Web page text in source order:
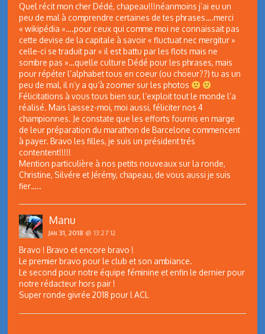
Quel récit mon cher Dédé, chapeau!!!néanmoins j’ai eu un
peu de mal à comprendre certaines de tes phrases….merci
« wikipédia »….pour ceux qui comme moi ne connaissait pas
cette devise de la capitale à savoir « fluctuat nec mergitur »
celle-ci se traduit par « il est battu par les flots mais ne
sombre pas »…quelle culture Dédé pour les phrases, mais
pour répéter l’alphabet tous en coeur (ou choeur??) tu as un
peu de mal, il n’y a qu’à zoomer sur les photos
Félicitations à vous tous bien sur, l’exploit tout le monde l’a
réalisé. Mais laissez-moi, moi aussi, féliciter nos 4
championnes. Je constate que les efforts fournis en marge
de leur préparation du marathon de Barcelone commencent
à payer. Bravo les filles, je suis un président trés
contentent!!!!!
Mention particulière à nos petits nouveaux sur la ronde,
Christine, Silvére et Jérémy, chapeau, de vous aussi je suis
fier…..
Manu
Jan 31, 2018 @ 13:27:12
Bravo ! Bravo et encore bravo !
Le premier bravo pour le club et son ambiance.
Le second pour notre équipe féminine et enfin le dernier pour
notre rédacteur hors pair !
Super ronde givrée 2018 pour l ACL